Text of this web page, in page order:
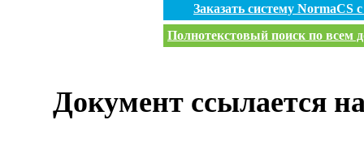
Заказать систему
Полнотекстовый поиск по всем
Документ ссылается